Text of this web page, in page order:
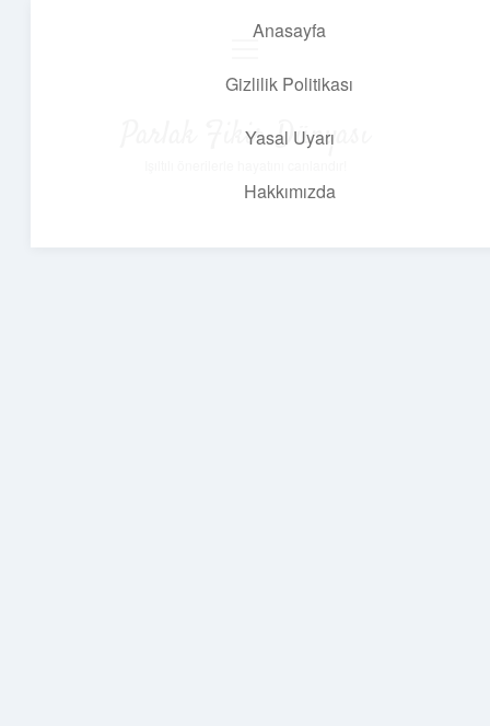
Anasayfa
Gizlilik Politikası
Yasal Uyarı
Hakkımızda
Parlak Fikir Dünyası